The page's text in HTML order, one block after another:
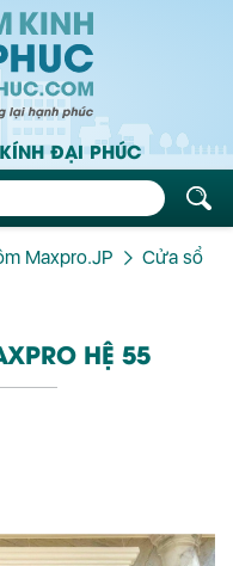
ĐẠI PHÚC
Maxpro.JP
Cửa sổ
HỆ 55